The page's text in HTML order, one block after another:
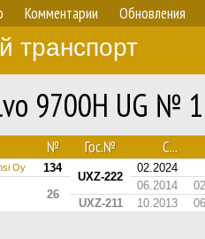
Комментарии Обновления
транспорт
9700H UG №
№ Гос.№ С...
Oy 134
UXZ-222
02.2024
26
06.2014
UXZ-211
10.2013